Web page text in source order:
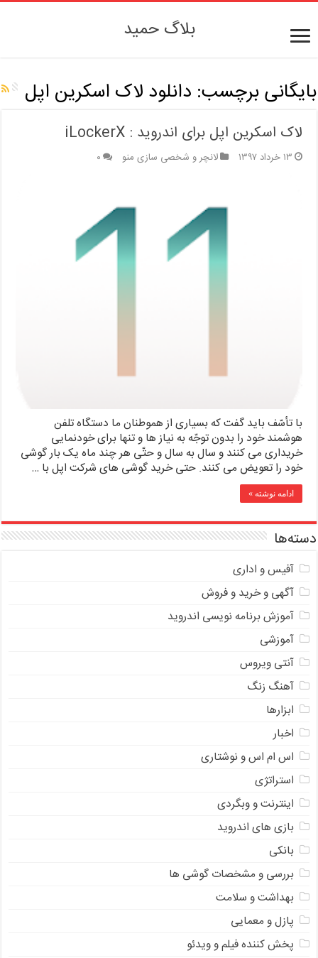
بلاگ حمید
بایگانی برچسب: دانلود لاک اسکرین اپل
لاک اسکرین اپل برای اندروید : iLockerX
۱۳ خرداد ۱۳۹۷ لانچر و شخصی سازی منو ۰
با تأسّف باید گفت که بسیاری از هموطنان ما دستگاه تلفن
هوشمند خود را بدون توجّه به نیاز ها و تنها برای خودنمایی
خریداری می کنند و سال به سال و حتّی هر چند ماه یک بار گوشی
خود را تعویض می کنند. حتی خرید گوشی های شرکت اپل با …
ادامه نوشته »
دسته‌ها
آفیس و اداری
آگهی و خرید و فروش
آموزش برنامه نویسی اندروید
آموزشی
آنتی ویروس
آهنگ زنگ
ابزارها
اخبار
اس ام اس و نوشتاری
استراتژی
اینترنت و وبگردی
بازی های اندروید
بانکی
بررسی و مشخصات گوشی ها
بهداشت و سلامت
پازل و معمایی
پخش کننده فیلم و ویدئو